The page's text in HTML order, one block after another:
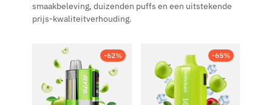
smaakbeleving, duizenden puffs en een uitstekende
prijs-kwaliteitverhouding.
-62% -65%